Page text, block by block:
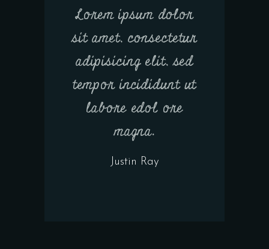
Lorem ipsum dolor
sit amet, consectetur
adipisicing elit, sed
tempor incididunt ut
labore edol ore
magna.
Justin Ray